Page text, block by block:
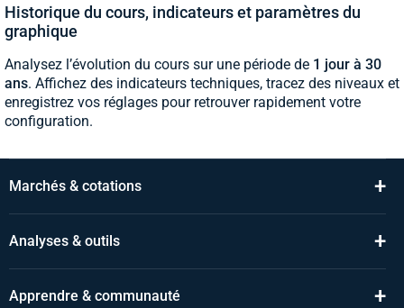
Historique du cours, indicateurs et paramètres du
graphique
Analysez l’évolution du cours sur une période de 1 jour à 30
ans. Affichez des indicateurs techniques, tracez des niveaux et
enregistrez vos réglages pour retrouver rapidement votre
configuration.
Marchés & cotations +
Analyses & outils +
Apprendre & communauté +